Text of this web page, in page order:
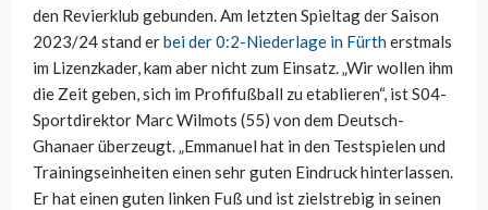
den Revierklub gebunden. Am letzten Spieltag der Saison
2023/24 stand erbei der 0:2-Niederlage in Fürtherstmals
im Lizenzkader, kam aber nicht zum Einsatz. „Wir wollen ihm
die Zeit geben, sich im Profifußball zu etablieren“, ist S04-
Sportdirektor Marc Wilmots (55) von dem Deutsch-
Ghanaer überzeugt. „Emmanuel hat in den Testspielen und
Trainingseinheiten einen sehr guten Eindruck hinterlassen.
Er hat einen guten linken Fuß und ist zielstrebig in seinen